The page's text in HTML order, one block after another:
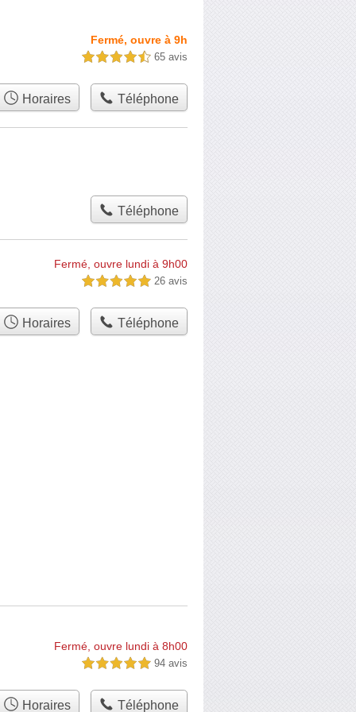
Fermé, ouvre à 9h
4,5 étoiles sur 5 65 avis
Horaires Téléphone
Téléphone
Fermé, ouvre lundi à 9h00
5,0 étoiles sur 5 26 avis
Horaires Téléphone
Fermé, ouvre lundi à 8h00
5,0 étoiles sur 5 94 avis
Horaires Téléphone